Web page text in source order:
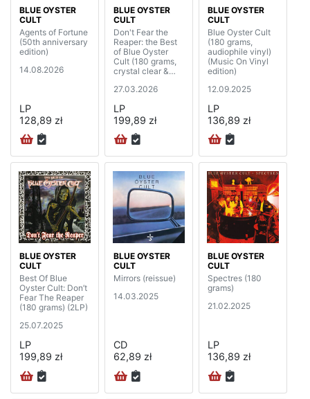
BLUE OYSTER
CULT
Agents of Fortune
(50th anniversary
edition)
14.08.2026
LP
128,89 zł
BLUE OYSTER
CULT
Don't Fear the
Reaper: the Best
of Blue Oyster
Cult (180 grams,
crystal clear &
(2LP)
27.03.2026
LP
199,89 zł
BLUE OYSTER
CULT
Blue Oyster Cult
(180 grams,
audiophile vinyl)
(Music On Vinyl
edition)
12.09.2025
LP
136,89 zł
BLUE OYSTER
CULT
Best Of Blue
Oyster Cult: Don’t
Fear The Reaper
(180 grams) (2LP)
25.07.2025
LP
199,89 zł
BLUE OYSTER
CULT
Mirrors (reissue)
14.03.2025
CD
62,89 zł
BLUE OYSTER
CULT
Spectres (180
grams)
21.02.2025
LP
136,89 zł